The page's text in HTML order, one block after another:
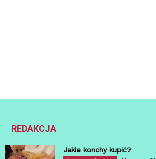
REDAKCJA
Jakie konchy kupić?